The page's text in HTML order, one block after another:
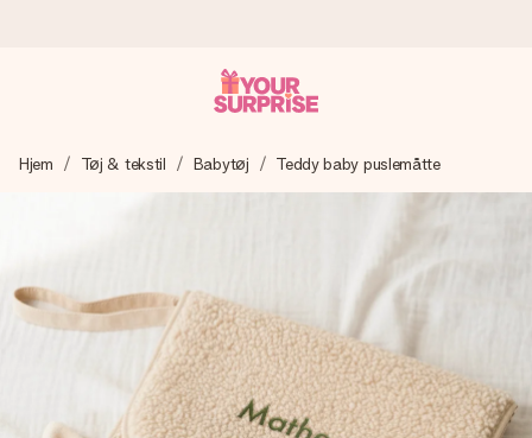
Vi laver din gave med omhu og sender den lynhurtigt – så
du kan give den på det helt rette tidspunkt, når den
4,7 (baseret på +15.000 anmeldelser)
Vores gaver inspirerer. Kunderne giver os 4,7 på Google
Hjem Tøj & tekstil Babytøj Teddy baby puslemåtte